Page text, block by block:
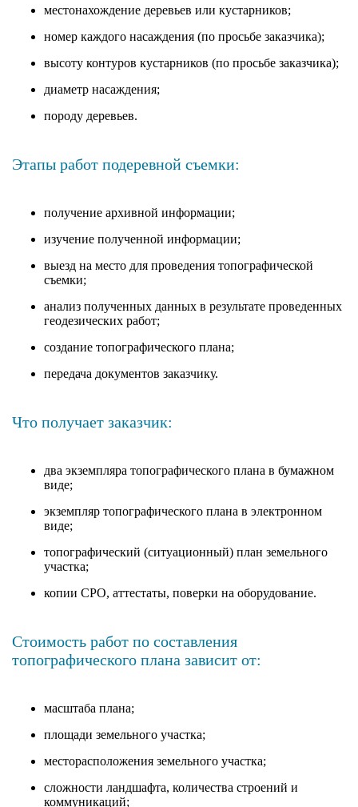
местонахождение деревьев или кустарников;
номер каждого насаждения (по просьбе заказчика);
высоту контуров кустарников (по просьбе заказчика);
диаметр насаждения;
породу деревьев.
Этапы работ подеревной съемки:
получение архивной информации;
изучение полученной информации;
выезд на место для проведения топографической
съемки;
анализ полученных данных в результате проведенных
геодезических работ;
создание топографического плана;
передача документов заказчику.
Что получает заказчик:
два экземпляра топографического плана в бумажном
виде;
экземпляр топографического плана в электронном
виде;
топографический (ситуационный) план земельного
участка;
копии СРО, аттестаты, поверки на оборудование.
Стоимость работ по составления
топографического плана зависит от:
масштаба плана;
площади земельного участка;
месторасположения земельного участка;
сложности ландшафта, количества строений и
коммуникаций;